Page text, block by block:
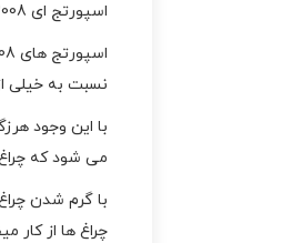
اسپورتج ای 2008 تا 2010 از مدل های محبوب و بسیار عالی خودرو های کیا در کشور می باشند. یکی از مشکلات این خودرو خاموش شدن چراغ جلو اسپورج می باشد.
نسبت به خیلی
با این وجود
می شود که
با گرم شدن
چراغ ها از کار